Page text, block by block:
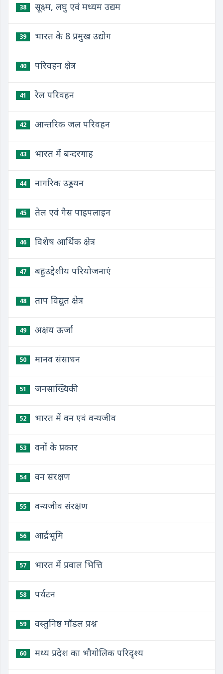
38 सूक्ष्म, लघु एवं मध्यम उद्यम
39 भारत के 8 प्रमुख उद्योग
40 परिवहन क्षेत्र
41 रेल परिवहन
42 आन्तरिक जल परिवहन
43 भारत में बन्दरगाह
44 नागरिक उड्डयन
45 तेल एवं गैस पाइपलाइन
46 विशेष आर्थिक क्षेत्र
47 बहुउद्देशीय परियोजनाएं
48 ताप विद्युत क्षेत्र
49 अक्षय ऊर्जा
50 मानव संसाधन
51 जनसांख्यिकी
52 भारत में वन एवं वन्यजीव
53 वनों के प्रकार
54 वन संरक्षण
55 वन्यजीव संरक्षण
56 आर्द्रभूमि
57 भारत में प्रवाल भित्ति
58 पर्यटन
59 वस्तुनिष्ठ मॉडल प्रश्न
60 मध्य प्रदेश का भौगोलिक परिदृश्य